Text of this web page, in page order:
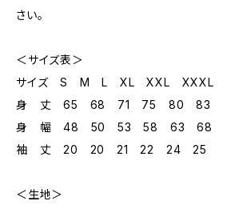
さい。
＜サイズ表＞
サイズ S M L XL XXL XXXL
身 丈 65 68 71 75 80 83
身 幅 48 50 53 58 63 68
袖 丈 20 20 21 22 24 25
＜生地＞